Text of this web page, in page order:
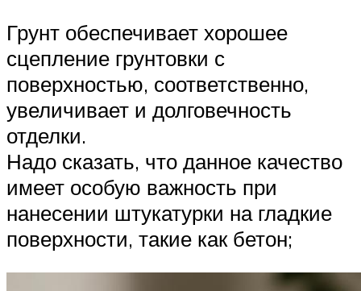
Грунт обеспечивает хорошее
сцепление грунтовки с
поверхностью, соответственно,
увеличивает и долговечность
отделки.
Надо сказать, что данное качество
имеет особую важность при
нанесении штукатурки на гладкие
поверхности, такие как бетон;